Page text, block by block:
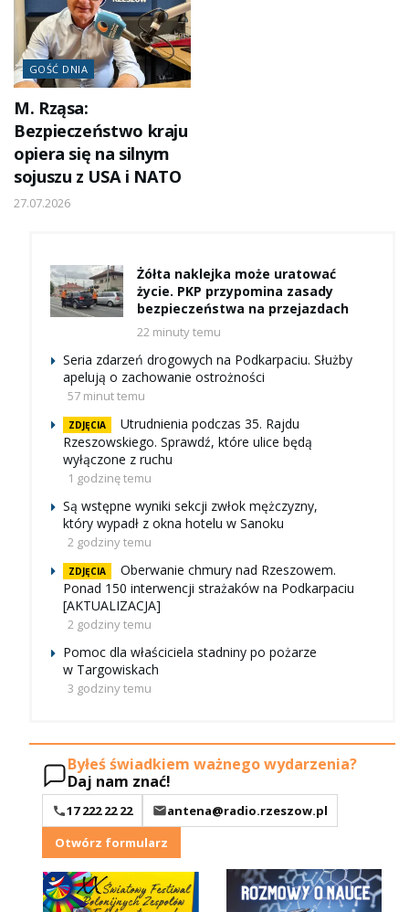
GOŚĆ DNIA
M. Rząsa:
Bezpieczeństwo kraju
opiera się na silnym
sojuszu z USA i NATO
27.07.2026
Żółta naklejka może uratować
życie. PKP przypomina zasady
bezpieczeństwa na przejazdach
22 minuty temu
Seria zdarzeń drogowych na Podkarpaciu. Służby
apelują o zachowanie ostrożności
57 minut temu
ZDJĘCIA
Utrudnienia podczas 35. Rajdu
Rzeszowskiego. Sprawdź, które ulice będą
wyłączone z ruchu
1 godzinę temu
Są wstępne wyniki sekcji zwłok mężczyzny,
który wypadł z okna hotelu w Sanoku
2 godziny temu
ZDJĘCIA
Oberwanie chmury nad Rzeszowem.
Ponad 150 interwencji strażaków na Podkarpaciu
[AKTUALIZACJA]
2 godziny temu
Pomoc dla właściciela stadniny po pożarze
w Targowiskach
3 godziny temu
Byłeś świadkiem ważnego wydarzenia?
Daj nam znać!
17 222 22 22
antena@radio.rzeszow.pl
Otwórz formularz